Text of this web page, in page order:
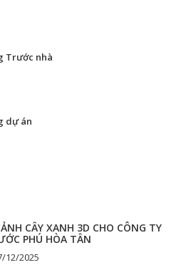
Trước nhà
dự án
CÂY XANH 3D CHO CÔNG TY
PHÚ HÒA TÂN
12/2025